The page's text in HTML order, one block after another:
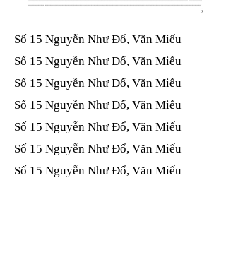
Số 15 Nguyễn Như Đổ, Văn Miếu​​​​
Số 15 Nguyễn Như Đổ, Văn Miếu​​​​
Số 15 Nguyễn Như Đổ, Văn Miếu​​​​
Số 15 Nguyễn Như Đổ, Văn Miếu​​​​
Số 15 Nguyễn Như Đổ, Văn Miếu​​​​
Số 15 Nguyễn Như Đổ, Văn Miếu​​​​
Số 15 Nguyễn Như Đổ, Văn Miếu​​​​